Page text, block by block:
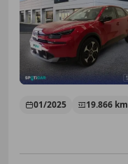
01/2025 19.866 km